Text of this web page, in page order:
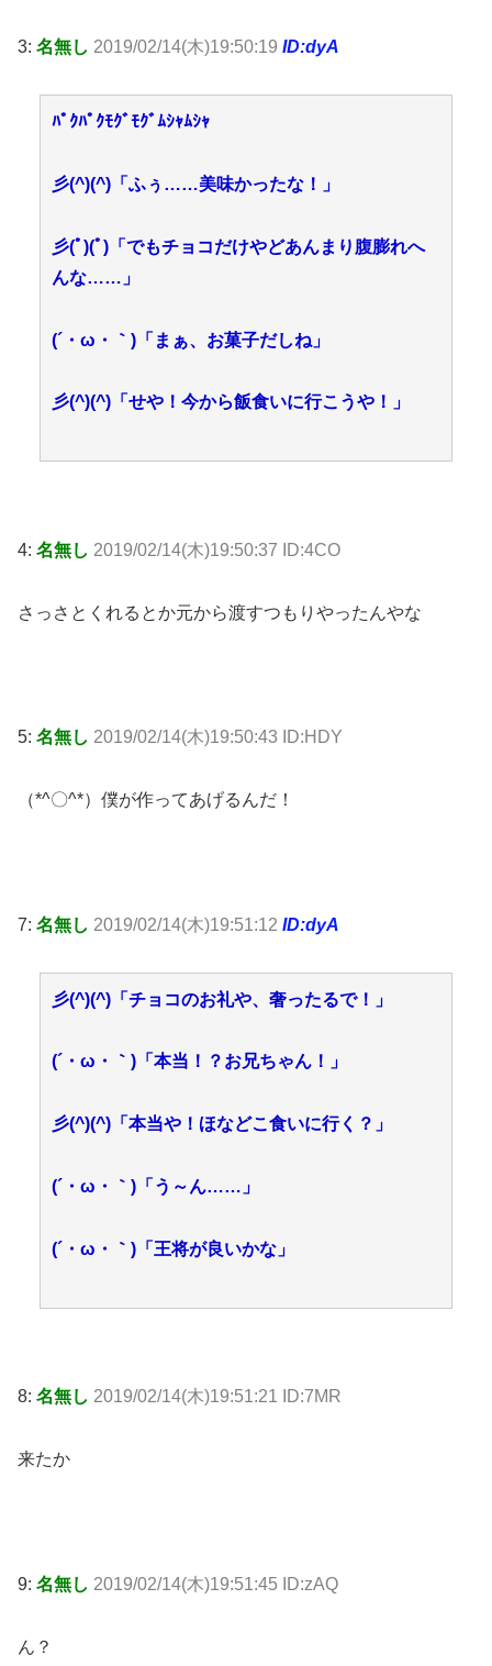
3: 名無し 2019/02/14(木)19:50:19 ID:dyA
ﾊﾟｸﾊﾟｸﾓｸﾞﾓｸﾞﾑｼｬﾑｼｬ
彡(^)(^)「ふぅ……美味かったな！」
彡(ﾟ)(ﾟ)「でもチョコだけやどあんまり腹膨れへ
んな……」
(´・ω・｀)「まぁ、お菓子だしね」
彡(^)(^)「せや！今から飯食いに行こうや！」
4: 名無し 2019/02/14(木)19:50:37 ID:4CO
さっさとくれるとか元から渡すつもりやったんやな
5: 名無し 2019/02/14(木)19:50:43 ID:HDY
（*^〇^*）僕が作ってあげるんだ！
7: 名無し 2019/02/14(木)19:51:12 ID:dyA
彡(^)(^)「チョコのお礼や、奢ったるで！」
(´・ω・｀)「本当！？お兄ちゃん！」
彡(^)(^)「本当や！ほなどこ食いに行く？」
(´・ω・｀)「う～ん……」
(´・ω・｀)「王将が良いかな」
8: 名無し 2019/02/14(木)19:51:21 ID:7MR
来たか
9: 名無し 2019/02/14(木)19:51:45 ID:zAQ
ん？